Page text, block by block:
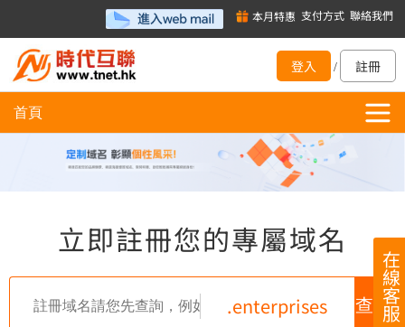
本月特惠 支付方式 聯絡我們
登入 / 註冊
在
線
客
服
首頁
立即註冊您的專屬域名
.enterprises